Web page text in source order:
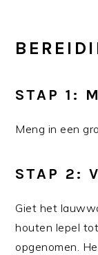
STAP 1:
Meng in een
STAP 2:
Giet het
houten lepel
opgenomen.